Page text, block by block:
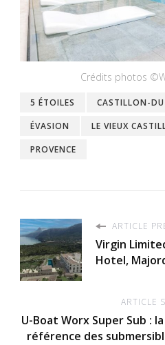
Crédits photos
5 ÉTOILES CASTILLON-
ÉVASION
LE VIEUX
PROVENCE
ARTICLE
Virgin
Hotel,
ARTICLE
U-Boat Worx Super Sub :
référence des